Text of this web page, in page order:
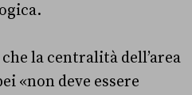
la centralità dell’area
«non deve essere